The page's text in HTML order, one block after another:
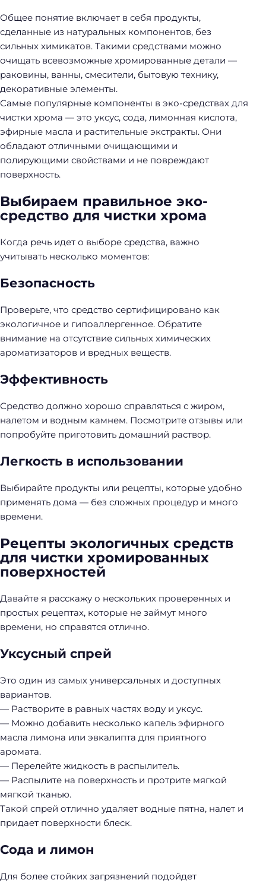
Общее понятие включает в себя продукты,
сделанные из натуральных компонентов, без
сильных химикатов. Такими средствами можно
очищать всевозможные хромированные детали —
раковины, ванны, смесители, бытовую технику,
декоративные элементы.
Самые популярные компоненты в эко-средствах для
чистки хрома — это уксус, сода, лимонная кислота,
эфирные масла и растительные экстракты. Они
обладают отличными очищающими и
полирующими свойствами и не повреждают
поверхность.
Выбираем правильное эко-
средство для чистки хрома
Когда речь идет о выборе средства, важно
учитывать несколько моментов:
Безопасность
Проверьте, что средство сертифицировано как
экологичное и гипоаллергенное. Обратите
внимание на отсутствие сильных химических
ароматизаторов и вредных веществ.
Эффективность
Средство должно хорошо справляться с жиром,
налетом и водным камнем. Посмотрите отзывы или
попробуйте приготовить домашний раствор.
Легкость в использовании
Выбирайте продукты или рецепты, которые удобно
применять дома — без сложных процедур и много
времени.
Рецепты экологичных средств
для чистки хромированных
поверхностей
Давайте я расскажу о нескольких проверенных и
простых рецептах, которые не займут много
времени, но справятся отлично.
Уксусный спрей
Это один из самых универсальных и доступных
вариантов.
— Растворите в равных частях воду и уксус.
— Можно добавить несколько капель эфирного
масла лимона или эвкалипта для приятного
аромата.
— Перелейте жидкость в распылитель.
— Распылите на поверхность и протрите мягкой
мягкой тканью.
Такой спрей отлично удаляет водные пятна, налет и
придает поверхности блеск.
Сода и лимон
Для более стойких загрязнений подойдет